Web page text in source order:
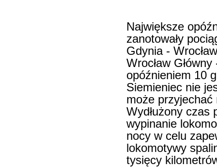
Największe
zanotowały
Gdynia -
Wrocław
opóźnieniem 10
Siemieniec nie
może
Wydłużony czas
wypinanie
nocy w celu
lokomotywy
tysięcy